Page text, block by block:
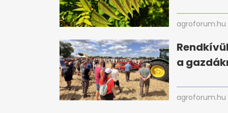
agroforum.hu
a
agroforum.hu